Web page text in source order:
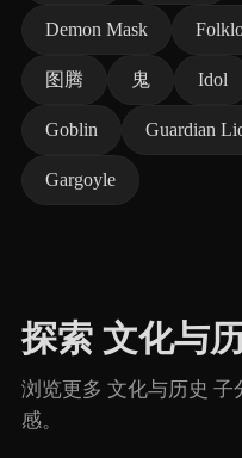
Demon Mask
图腾 鬼 Idol
Goblin Guardian
Gargoyle
探索 文化与
浏览更多 文化与历史 子
感。